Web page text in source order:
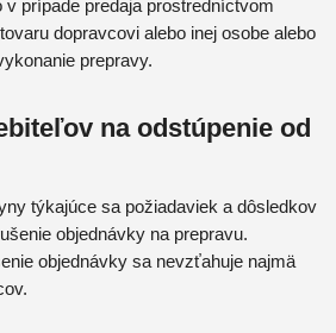
v prípade predaja prostredníctvom
dopravcovi alebo inej osobe alebo
prepravy.
na odstúpenie od
týkajúce sa požiadaviek a dôsledkov
objednávky na prepravu.
objednávky sa nevzťahuje najmä